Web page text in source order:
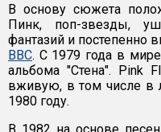
В основу сюжета
Пинк, поп-звезды,
фантазий и постепенно
BBC. С 1979 года в
альбома "Стена". Pink
вживую, в том числе в
1980 году.
В 1982 на основе